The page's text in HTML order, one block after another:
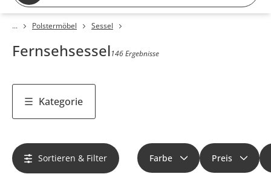
Polstermöbel Sessel
Fernsehsessel146 Ergebnisse
Kategorie
Sortieren & Filter Farbe Preis